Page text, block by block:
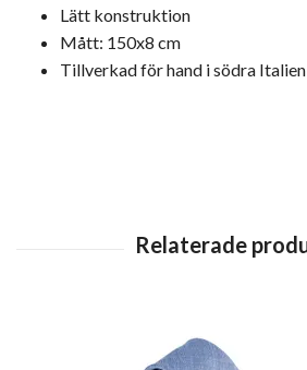
Lätt konstruktion
Mått: 150x8 cm
Tillverkad för hand i södra Italien